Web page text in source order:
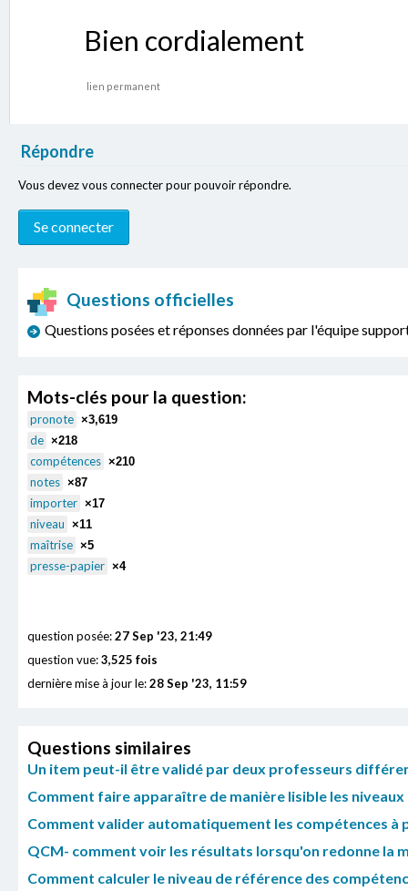
Bien cordialement
lien permanent
Répondre
Vous devez vous connecter pour pouvoir répondre.
Questions officielles
Questions posées et réponses données par l'équipe
Mots-clés pour la question:
pronote ×3,619
de ×218
compétences ×210
notes ×87
importer ×17
niveau ×11
maîtrise ×5
presse-papier ×4
question posée:27 Sep '23, 21:49
question vue:3,525 fois
dernière mise à jour le:28 Sep '23, 11:59
Questions similaires
Un item peut-il être validé par deux professeurs
Comment faire apparaître de manière lisible les
Comment valider automatiquement les compétences à
QCM- comment voir les résultats lorsqu'on redonne la
Comment calculer le niveau de référence des